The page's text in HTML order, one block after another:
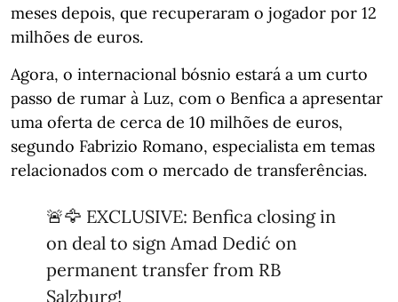
meses depois, que recuperaram o jogador por 12
milhões de euros.
Agora, o internacional bósnio estará a um curto
passo de rumar à Luz, com o Benfica a apresentar
uma oferta de cerca de 10 milhões de euros,
segundo Fabrizio Romano, especialista em temas
relacionados com o mercado de transferências.
🚨🦅 EXCLUSIVE: Benfica closing in
on deal to sign Amad Dedić on
permanent transfer from RB
Salzburg!